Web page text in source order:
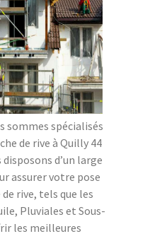
sommes spécialisés
de rive à Quilly 44
d’un large
assurer votre pose
rive, tels que les
Pluviales et Sous-
les meilleures